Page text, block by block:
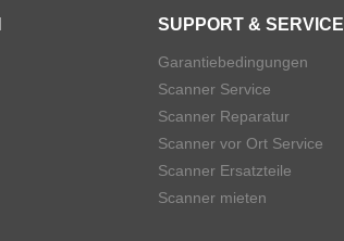
SUPPORT & SERVICE
Garantiebedingungen
Scanner Service
Scanner Reparatur
Scanner vor Ort Service
Scanner Ersatzteile
Scanner mieten